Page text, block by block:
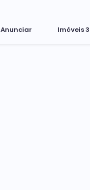
Imóveis
Anunciar